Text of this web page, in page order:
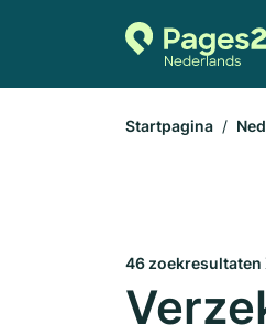
Startpagina
46 zoekresultaten